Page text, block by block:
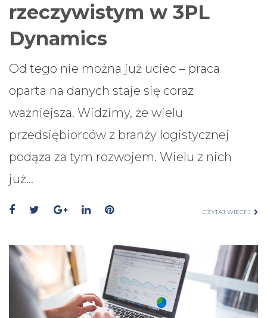
rzeczywistym w 3PL
Dynamics
Od tego nie można już uciec – praca
oparta na danych staje się coraz
ważniejsza. Widzimy, że wielu
przedsiębiorców z branży logistycznej
podąża za tym rozwojem. Wielu z nich
już…
CZYTAJ WIĘCEJ